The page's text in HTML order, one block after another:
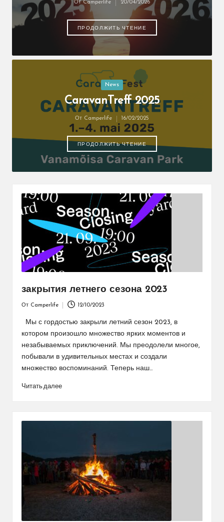
Запись
от
ОтCamperlife 20/04/2026
ПРОДОЛЖИТЬ ЧТЕНИЕ
Опубликовано
News
CaravanTreff 2025
Запись
от
От Camperlife 16/02/2025
ПРОДОЛЖИТЬ ЧТЕНИЕ
закрытия летнего сезона 2023
от
От Camperlife 12/10/2023
Мы с гордостью закрыли летний сезон 2023, в
котором произошло множество ярких моментов и
незабываемых приключений. Мы преодолели многое,
побывали в удивительных местах и создали
множество воспоминаний. Теперь наш…
Читать далее